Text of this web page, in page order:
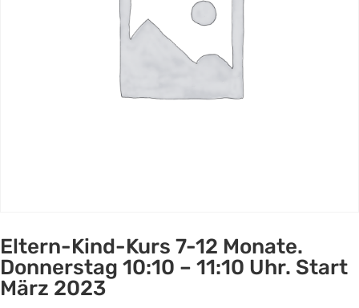
Eltern-Kind-Kurs 7-12 Monate.
Donnerstag 10:10 – 11:10 Uhr. Start
März 2023